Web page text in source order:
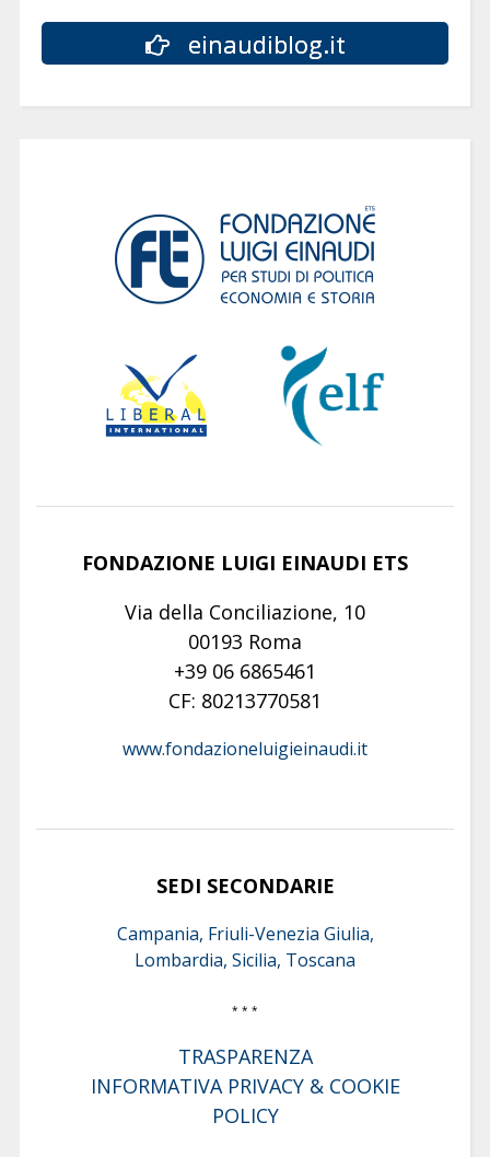
einaudiblog.it
FONDAZIONE LUIGI EINAUDI ETS
Via della Conciliazione, 10
00193 Roma
+39 06 6865461
CF: 80213770581
www.fondazioneluigieinaudi.it
SEDI SECONDARIE
Campania, Friuli-Venezia Giulia,
Lombardia, Sicilia, Toscana
* * *
TRASPARENZA
INFORMATIVA PRIVACY & COOKIE
POLICY